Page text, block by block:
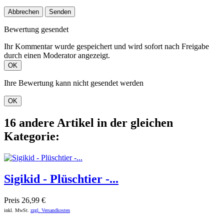
Abbrechen Senden
Bewertung gesendet
Ihr Kommentar wurde gespeichert und wird sofort nach Freigabe
durch einen Moderator angezeigt.
OK
Ihre Bewertung kann nicht gesendet werden
OK
16 andere Artikel in der gleichen
Kategorie:
Sigikid - Plüschtier -...
Preis 26,99 €
inkl. MwSt. zzgl. Versandkosten